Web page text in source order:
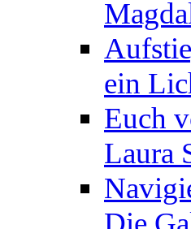
ein
Euch
Laura